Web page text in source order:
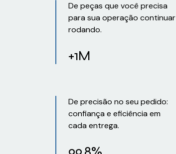
De peças que você precisa
para sua operação continuar
rodando.
+1M
De precisão no seu pedido:
confiança e eficiência em
cada entrega.